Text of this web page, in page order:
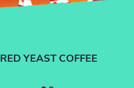
RED YEAST COFFEE